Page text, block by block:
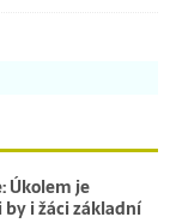
Úkolem je
i žáci základní